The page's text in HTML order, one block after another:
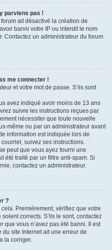
parviens pas !
ait désactivé la création de
banni votre IP ou interdit le nom
Contactez un administrateur du forum
me connecter !
et votre mot de passe. S’ils sont
avez indiqué avoir moins de 13 ans
suivre les instructions reçues par
nécessiter que toute nouvelle
même ou par un administrateur avant
information est indiquée lors de
courriel, suivez ses instructions.
peut que vous ayez fourni une
été traité par un filtre anti-spam. Si
contactez un administrateur.
?
Premièrement, vérifiez que votre
corrects. S’ils le sont, contactez
que vous n’avez pas été banni. Il est
site Internet ait une erreur de
la corriger.